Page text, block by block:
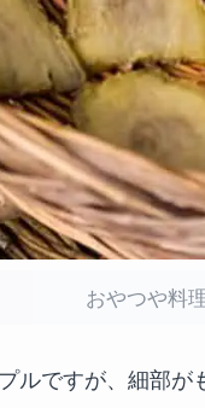
おやつや料
ルですが、細部が